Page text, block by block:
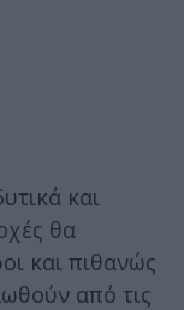
και
θα
και πιθανώς
από τις